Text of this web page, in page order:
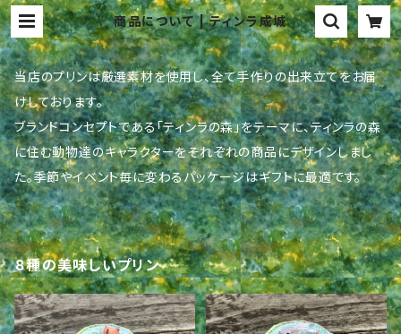
商品について | ティンラ成城
当店のプリンは厳選素材を使用し、全て手作りの出来立てをお届
けしております。
ブランドコンセプトである「ティンラの森」をテーマに、ティンラの森
に住む動物達のキャラクターをそれぞれの商品にデザインしまし
た。季節やイベント毎に変わるパッケージはギフトに最適です。
８種の美味しいプリン